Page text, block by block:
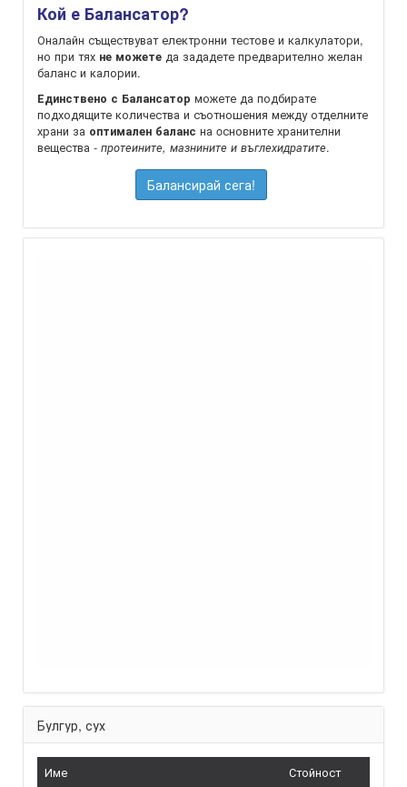
Кой е Балансатор?
Оналайн съществуват електронни тестове и калкулатори,
но при тях не можете да зададете предварително желан
баланс и калории.
Единствено с Балансатор можете да подбирате
подходящите количества и съотношения между отделните
храни за оптимален баланс на oсновните хранителни
вещества - протеините, мазнините и въглехидратите.
Балансирай сега!
Булгур, сух
Име Стойност